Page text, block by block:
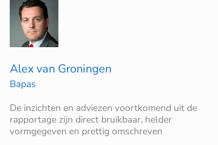
Alex van Groningen
Bapas
De inzichten en adviezen voortkomend uit de
rapportage zijn direct bruikbaar, helder
vormgegeven en prettig omschreven
Alex
van
Groningen